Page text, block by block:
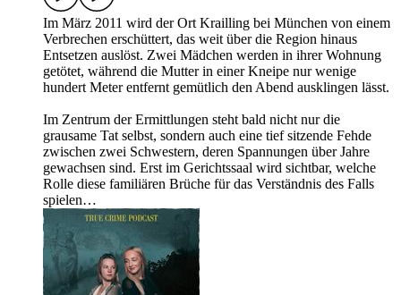
Im März 2011 wird der Ort Krailling bei München von einem
Verbrechen erschüttert, das weit über die Region hinaus
Entsetzen auslöst. Zwei Mädchen werden in ihrer Wohnung
getötet, während die Mutter in einer Kneipe nur wenige
hundert Meter entfernt gemütlich den Abend ausklingen lässt.
Im Zentrum der Ermittlungen steht bald nicht nur die
grausame Tat selbst, sondern auch eine tief sitzende Fehde
zwischen zwei Schwestern, deren Spannungen über Jahre
gewachsen sind. Erst im Gerichtssaal wird sichtbar, welche
Rolle diese familiären Brüche für das Verständnis des Falls
spielen…